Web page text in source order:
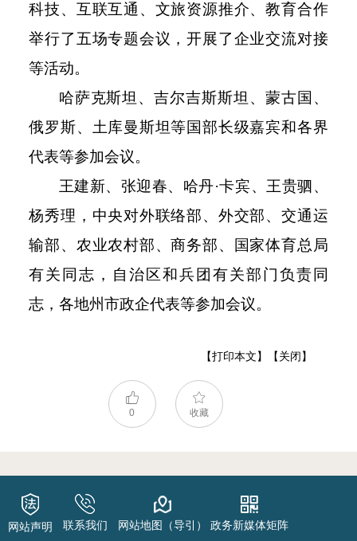
科技、互联互通、文旅资源推介、教育合作
举行了五场专题会议，开展了企业交流对接
等活动。
哈萨克斯坦、吉尔吉斯斯坦、蒙古国、
俄罗斯、土库曼斯坦等国部长级嘉宾和各界
代表等参加会议。
王建新、张迎春、哈丹·卡宾、王贵驷、
杨秀理，中央对外联络部、外交部、交通运
输部、农业农村部、商务部、国家体育总局
有关同志，自治区和兵团有关部门负责同
志，各地州市政企代表等参加会议。
【打印本文】 【关闭】
0 收藏
网站声明 联系我们 网站地图（导引） 政务新媒体矩阵